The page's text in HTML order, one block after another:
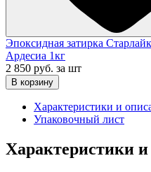
Эпоксидная затирка
Ардесиа 1кг
2 850 руб. за шт
В корзину
Характеристики и
Упаковочный лист
Характеристики